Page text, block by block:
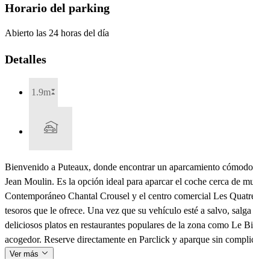
Horario del parking
Abierto las 24 horas del día
Detalles
1.9m
Bienvenido a Puteaux, donde encontrar un aparcamiento
Jean Moulin. Es la opción ideal para aparcar el coche cerca de
Contemporáneo Chantal Crousel y el centro comercial Les
tesoros que le ofrece. Una vez que su vehículo esté a salvo,
deliciosos platos en restaurantes populares de la zona como Le
acogedor. Reserve directamente en Parclick y aparque sin
Ver más